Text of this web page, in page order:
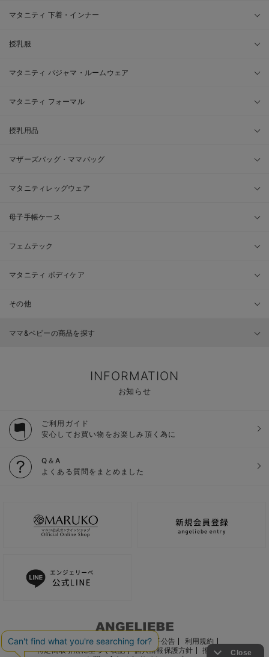
マタニティ 下着・インナー
授乳服
マタニティ パジャマ・ルームウェア
マタニティ フォーマル
授乳用品
マザーズバッグ・ママバッグ
マタニティレッグウェア
母子手帳ケース
フェムテック
マタニティ ボディケア
その他
ママ&ベビーの商品を探す
INFORMATION
お知らせ
ご利用ガイド
安心してお買い物をお楽しみ頂く為に
Q＆A
よくある質問をまとめました
ご利用ガイド 会社概要 電子公告
利用規約
特定商取引法に基づく表記
個人情報保護方針
推奨環境